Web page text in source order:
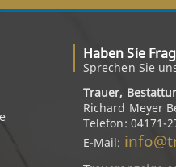
Haben Sie
Sprechen Sie
Trauer,
Richard Meyer
Telefon: 04171-
E-Mail: